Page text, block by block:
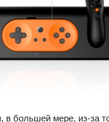
в большей мере, из-за